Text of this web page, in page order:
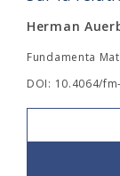
Herman
Fundamenta
DOI: 10.4064/